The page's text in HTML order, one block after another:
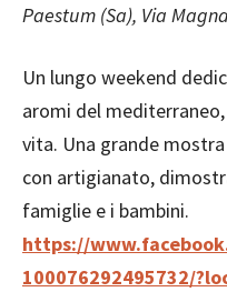
Paestum (Sa), Via
Un lungo weekend
aromi del
vita. Una grande
con artigianato,
famiglie e i bambini.
https://
100076292495732/